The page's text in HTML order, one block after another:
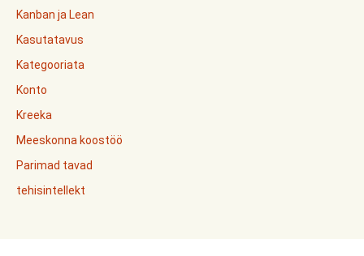
Kanban ja Lean
Kasutatavus
Kategooriata
Konto
Kreeka
Meeskonna koostöö
Parimad tavad
tehisintellekt